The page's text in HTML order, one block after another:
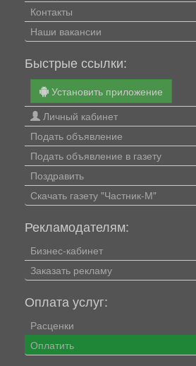
Контакты
Наши вакансии
Быстрые ссылки:
Установить приложение
Личный кабинет
Подать объявление
Подать объявление в газету
Поздравить
Скачать газету "Частник-М"
Рекламодателям:
Бизнес-кабинет
Заказать рекламу
Оплата услуг:
Расценки
Оплатить